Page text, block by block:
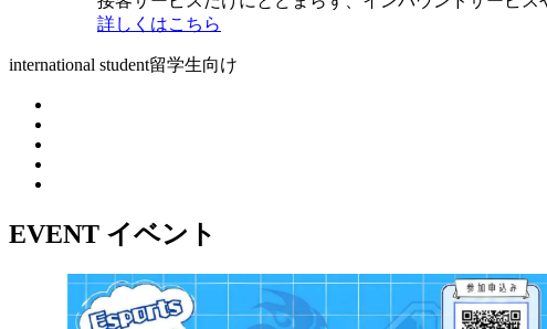
詳しくはこちら
international student留学生向け
EVENT イベント